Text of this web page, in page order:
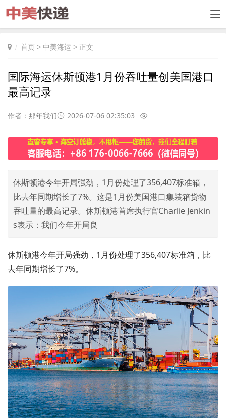
首页 > 中美海运 > 正文
国际海运休斯顿港1月份吞吐量创美国港口
最高记录
作者：那年我们 2026-07-06 02:35:03
休斯顿港今年开局强劲，1月份处理了356,407标准箱，
比去年同期增长了7%。这是1月份美国港口集装箱货物
吞吐量的最高记录。休斯顿港首席执行官Charlie Jenkin
s表示：我们今年开局良
休斯顿港今年开局强劲，1月份处理了356,407标准箱，比
去年同期增长了7%。